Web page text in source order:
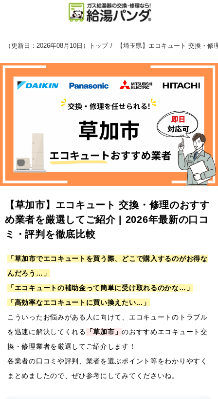
（更新日：2026年08月10日 ） トップ 【埼玉県】エコキュート 交換・
【草加市】エコキュート 交換・修理のおすす
め業者を厳選してご紹介 | 2026年最新の口コ
ミ・評判を徹底比較
「草加市でエコキュートを買う際、どこで購入するのがお得な
んだろう…」
「エコキュートの補助金って簡単に受け取れるのかな…」
「高効率なエコキュートに買い換えたい...」
こういったお悩みがある人に向けて、エコキュートのトラブル
を迅速に解決してくれる
「草加市」のおすすめエコキュート交
換・修理業者を厳選してご紹介します！
各業者の口コミや評判、業者を選ぶポイント等をわかりやすく
まとめましたので、ぜひ参考にしてみてくださいね。